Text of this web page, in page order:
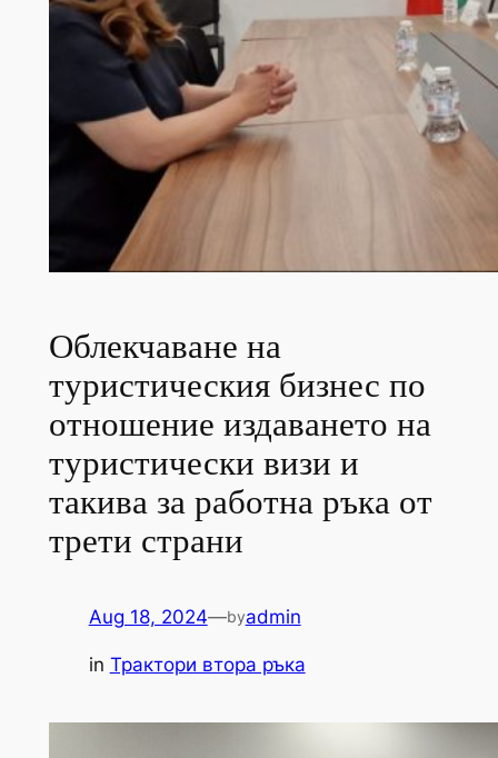
Облекчаване на
туристическия бизнес по
отношение издаването на
туристически визи и
такива за работна ръка от
трети страни
Aug 18, 2024—byadmin
in Трактори втора ръка